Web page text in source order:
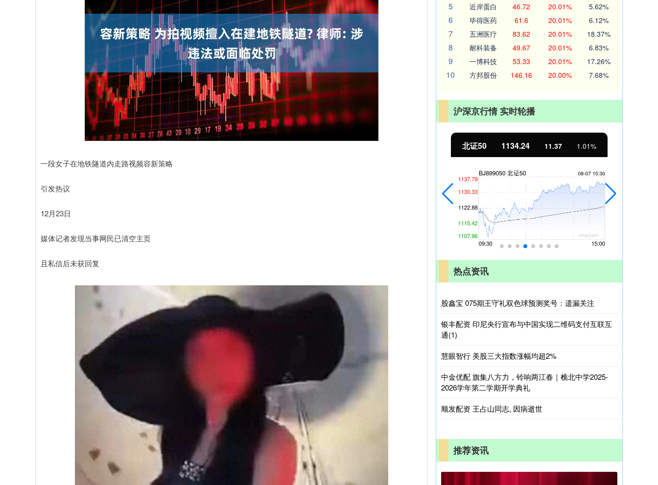
一段女子在地铁隧道内走路视频容新策略
引发热议
12月23日
媒体记者发现当事网民已清空主页
且私信后未获回复
5 近岸蛋白 46.72 20.01% 5.62%
6 毕得医药 61.6 20.01% 6.12%
7 五洲医疗 83.62 20.01% 18.37%
8 耐科装备 49.67 20.01% 6.83%
9 一博科技 53.33 20.01% 17.26%
10 方邦股份 146.16 20.00% 7.68%
沪深京行情 实时轮播
1134.24 11.37 1.01% 创业板指
热点资讯
股鑫宝 075期王守礼双色球预测奖号：遗漏关注
银丰配资 印尼央行宣布与中国实现二维码支付互联互
通(1)
慧眼智行 美股三大指数涨幅均超2%
中金优配 旗集八方力，铃响两江春｜樵北中学2025-
2026学年第二学期开学典礼
顺发配资 王占山同志, 因病逝世
推荐资讯